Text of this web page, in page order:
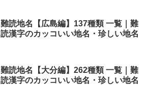
難読地名【広島編】137種類 一覧｜難
読漢字のカッコいい地名・珍しい地名
難読地名【大分編】262種類 一覧｜難
読漢字のカッコいい地名・珍しい地名